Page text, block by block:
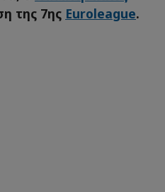
της 7ης Euroleague.